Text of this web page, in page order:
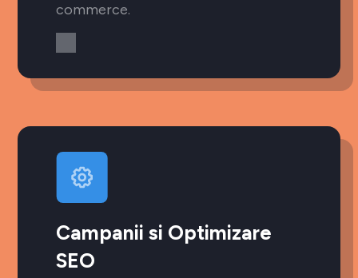
commerce.
Campanii si Optimizare
SEO